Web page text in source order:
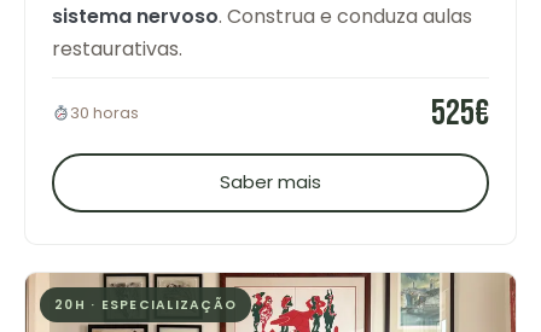
sistema nervoso. Construa e conduza aulas
restaurativas.
30 horas 525€
Saber mais
20H · ESPECIALIZAÇÃO